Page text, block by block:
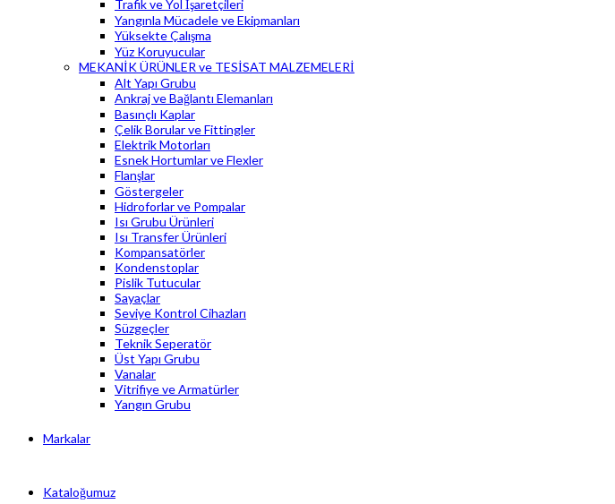
Trafik ve Yol İşaretçileri
Yangınla Mücadele ve Ekipmanları
Yüksekte Çalışma
Yüz Koruyucular
MEKANİK ÜRÜNLER ve TESİSAT MALZEMELERİ
Alt Yapı Grubu
Ankraj ve Bağlantı Elemanları
Basınçlı Kaplar
Çelik Borular ve Fittingler
Elektrik Motorları
Esnek Hortumlar ve Flexler
Flanşlar
Göstergeler
Hidroforlar ve Pompalar
Isı Grubu Ürünleri
Isı Transfer Ürünleri
Kompansatörler
Kondenstoplar
Pislik Tutucular
Sayaçlar
Seviye Kontrol Cihazları
Süzgeçler
Teknik Seperatör
Üst Yapı Grubu
Vanalar
Vitrifiye ve Armatürler
Yangın Grubu
Markalar
Kataloğumuz